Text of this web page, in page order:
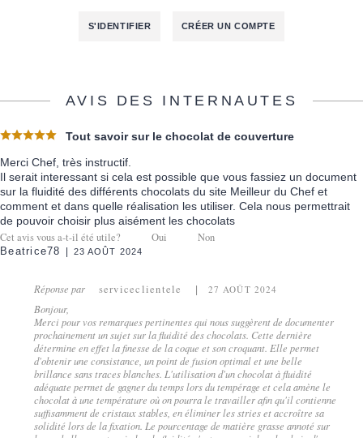
S'IDENTIFIER CRÉER UN COMPTE
AVIS DES INTERNAUTES
Tout savoir sur le chocolat de couverture
Merci Chef, très instructif.
Il serait interessant si cela est possible que vous fassiez un document
sur la fluidité des différents chocolats du site Meilleur du Chef et
comment et dans quelle réalisation les utiliser. Cela nous permettrait
de pouvoir choisir plus aisément les chocolats
Cet avis vous a-t-il été utile? Oui Non
Beatrice78 23 AOÛT 2024
Réponse par serviceclientele 27 AOÛT 2024
Bonjour,
Merci pour vos remarques pertinentes qui nous suggèrent de documenter
prochainement un sujet sur la fluidité des chocolats. Cette dernière
détermine en effet la finesse de la coque et son croquant. Elle permet
d'obtenir une consistance, un point de fusion optimal et une belle
brillance sans traces blanches. L'utilisation d'un chocolat à fluidité
adéquate permet de gagner du temps lors du tempérage et cela amène le
chocolat à une température où on pourra le travailler afin qu'il contienne
suffisamment de cristaux stables, en éliminer les stries et accroître sa
solidité lors de la fixation. Le pourcentage de matière grasse annoté sur